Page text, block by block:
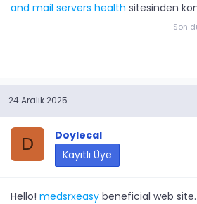
and mail servers health sitesinden
Son
24 Aralık 2025
D
Doylecal
Kayıtlı Üye
Hello! medsrxeasy beneficial web site.